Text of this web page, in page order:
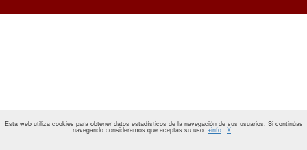
Esta web utiliza cookies para obtener datos estadísticos de la navegación de sus usuarios. Si continúas
navegando consideramos que aceptas su uso. +info X